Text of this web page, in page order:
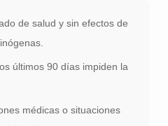
de salud y sin efectos de
últimos 90 días impiden la
médicas o situaciones